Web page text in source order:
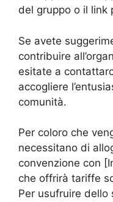
del gruppo o il link
Se avete
contribuire
esitate a
accogliere
comunità.
Per coloro che
necessitano di
convenzione con
che offrirà tariffe
Per usufruire dello